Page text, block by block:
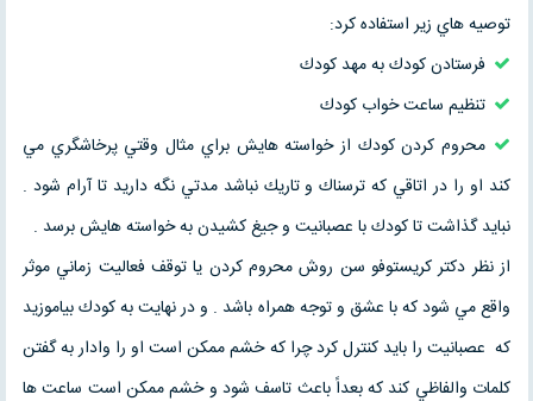
توصيه هاي زير استفاده كرد:
فرستادن كودك به مهد كودك
تنظيم ساعت خواب كودك
محروم كردن كودك از خواسته هايش براي مثال وقتي پرخاشگري مي
كند او را در اتاقي كه ترسناك و تاريك نباشد مدتي نگه داريد تا آرام شود .
نبايد گذاشت تا كودك با عصبانيت و جيغ كشيدن به خواسته هايش برسد .
از نظر دكتر كريستوفو سن روش محروم كردن يا توقف فعاليت زماني موثر
واقع مي شود كه با عشق و توجه همراه باشد . و در نهايت به كودك بياموزيد
كه عصبانيت را بايد كنترل كرد چرا كه خشم ممكن است او را وادار به گفتن
كلمات والفاظي كند كه بعداً باعث تاسف شود و خشم ممكن است ساعت ها